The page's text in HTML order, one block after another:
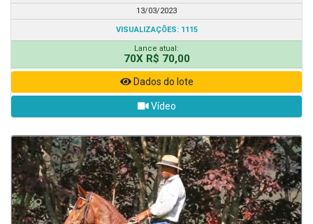
13/03/2023
VISUALIZAÇÕES: 1115
Lance atual:
70X R$ 70,00
Dados do lote
Vídeo